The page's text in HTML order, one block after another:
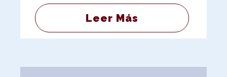
Leer Más